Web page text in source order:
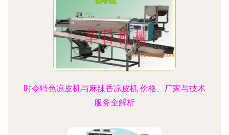
时令特色凉皮机与麻辣香凉皮机 价格、厂家与技术
服务全解析